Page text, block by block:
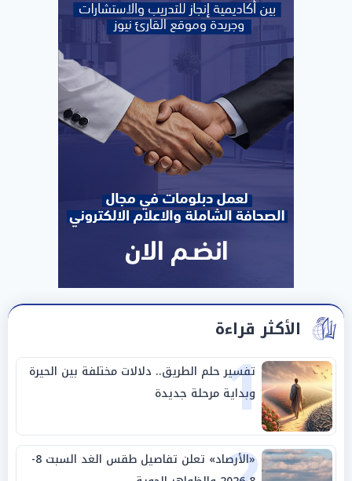
الأكثر قراءة
1
تفسير حلم الطريق.. دلالات مختلفة بين الحيرة
وبداية مرحلة جديدة
«الأرصاد» تعلن تفاصيل طقس الغد السبت 8-